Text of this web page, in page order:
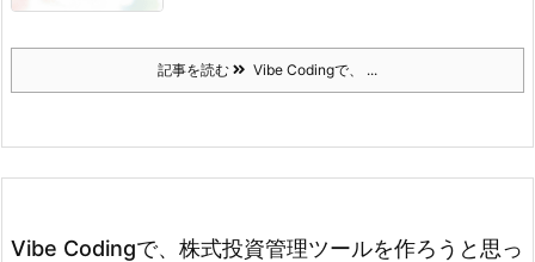
記事を読む Vibe Codingで、 ...
Vibe Codingで、株式投資管理ツールを作ろうと思っ